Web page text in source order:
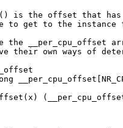
is the offset that has
to get to the instance
the __per_cpu_offset
their own ways of